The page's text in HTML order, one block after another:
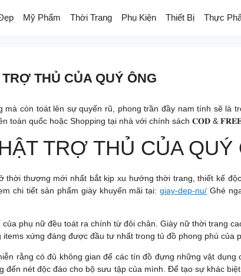
Mỹ Phẩm Thời Trang Phụ Kiện Thiết Bị Thực
THỦ CỦA QUÝ ÔNG
còn toát lên sự quyến rũ, phong trần đầy nam tính sẽ là
toàn quốc hoặc Shopping tại nhà với chính sách 𝐂𝐎𝐃 &
TRỢ THỦ CỦA QUÝ
thời thượng mới nhất bắt kịp xu hướng thời trang, thiết kế
chi tiết sản phẩm giày khuyến mãi tại:giay-dep-nu/ Ghé
phụ nữ đều toát ra chính từ đôi chân. Giày nữ thời trang
xứng đáng được đầu tư nhất trong tủ đồ phong phú của
rằng có đủ không gian để các tín đồ đựng những vật dụng
nét độc đáo cho bộ sưu tập của mình. Để tạo sự khác